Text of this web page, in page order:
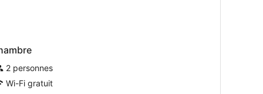
2 personnes
Wi-Fi gratuit